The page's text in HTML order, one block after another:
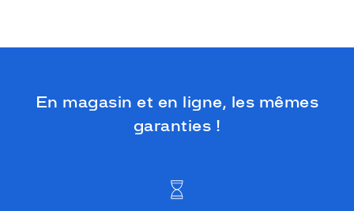
En magasin et en ligne, les mêmes
garanties !